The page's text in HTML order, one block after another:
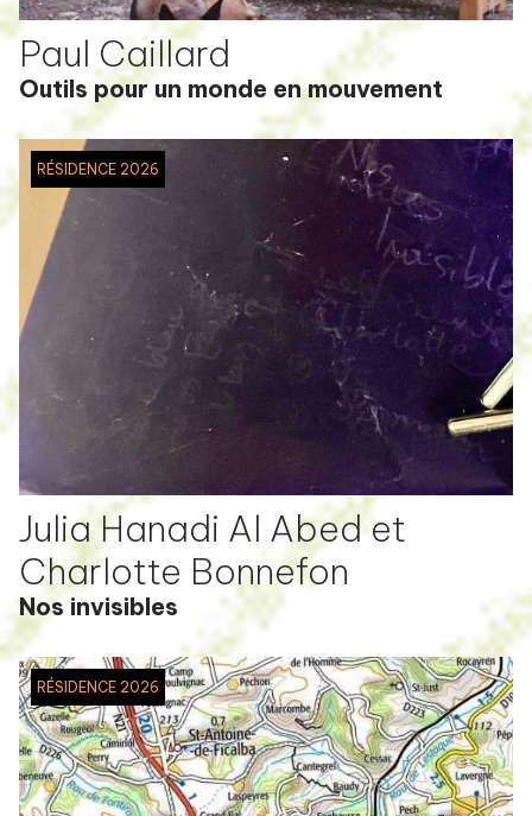
Paul Caillard
Outils pour un monde en mouvement
RÉSIDENCE 2026
Julia Hanadi Al Abed et
Charlotte Bonnefon
Nos invisibles
RÉSIDENCE 2026